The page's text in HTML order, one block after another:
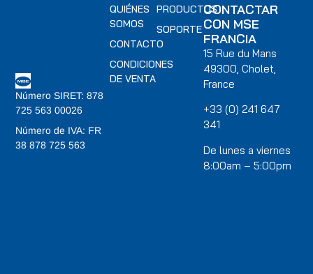
Número SIRET: 878
725 563 00026
Número de IVA: FR
38 878 725 563
PRODUCTOS
SOPORTE
QUIÉNES
SOMOS
CONTACTO
CONDICIONES
DE VENTA
CONTACTAR
CON MSE
FRANCIA
15 Rue du Mans
49300, Cholet,
France
+33 (0) 241 647
341
De lunes a viernes
8:00am – 5:00pm